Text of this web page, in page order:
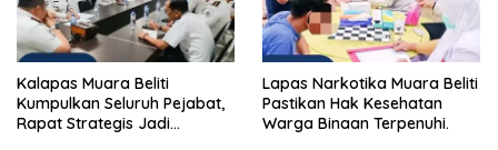
Kalapas Muara Beliti
Kumpulkan Seluruh Pejabat,
Rapat Strategis Jadi
Lapas Narkotika Muara Beliti
Pastikan Hak Kesehatan
Warga Binaan Terpenuhi.